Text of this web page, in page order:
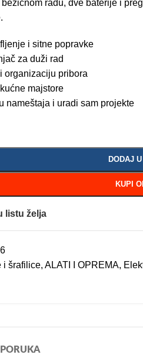
radu, dve baterije i
i sitne popravke
za duži rad
organizaciju pribora
majstore
nameštaja i uradi sam projekte
DODAJ
KUPI
listu želja
i šrafilice, ALATI I OPREMA,